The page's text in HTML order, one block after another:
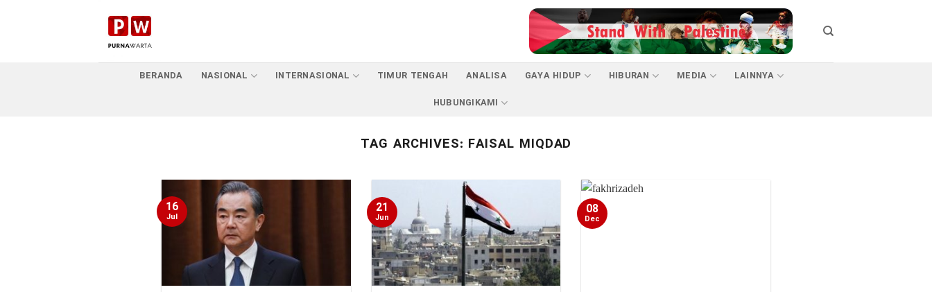
BERANDA NASIONAL INTERNASIONAL TIMUR TENGAH ANALISA GAYA HIDUP HIBURAN MEDIA
LAINNYA
HUBUNGIKAMI
TAG ARCHIVES: FAISAL MIQDAD
16
Jul
21
Jun
08
Dec